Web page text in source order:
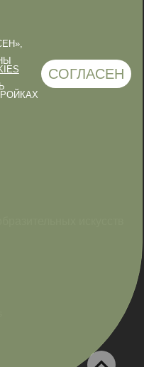
СОГЛАСЕН